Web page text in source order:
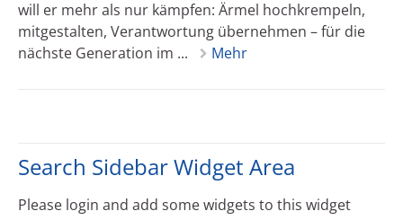
will er mehr als nur kämpfen: Ärmel hochkrempeln,
mitgestalten, Verantwortung übernehmen – für die
nächste Generation im ...
Mehr
Search Sidebar Widget Area
Please login and add some widgets to this widget